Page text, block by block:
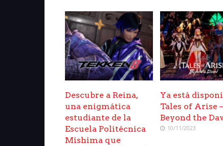
Descubre a Reina,
una enigmática
estudiante de la
Escuela Politécnica
Mishima que
Ya está
Tales of Arise –
Beyond the
10/11/2023